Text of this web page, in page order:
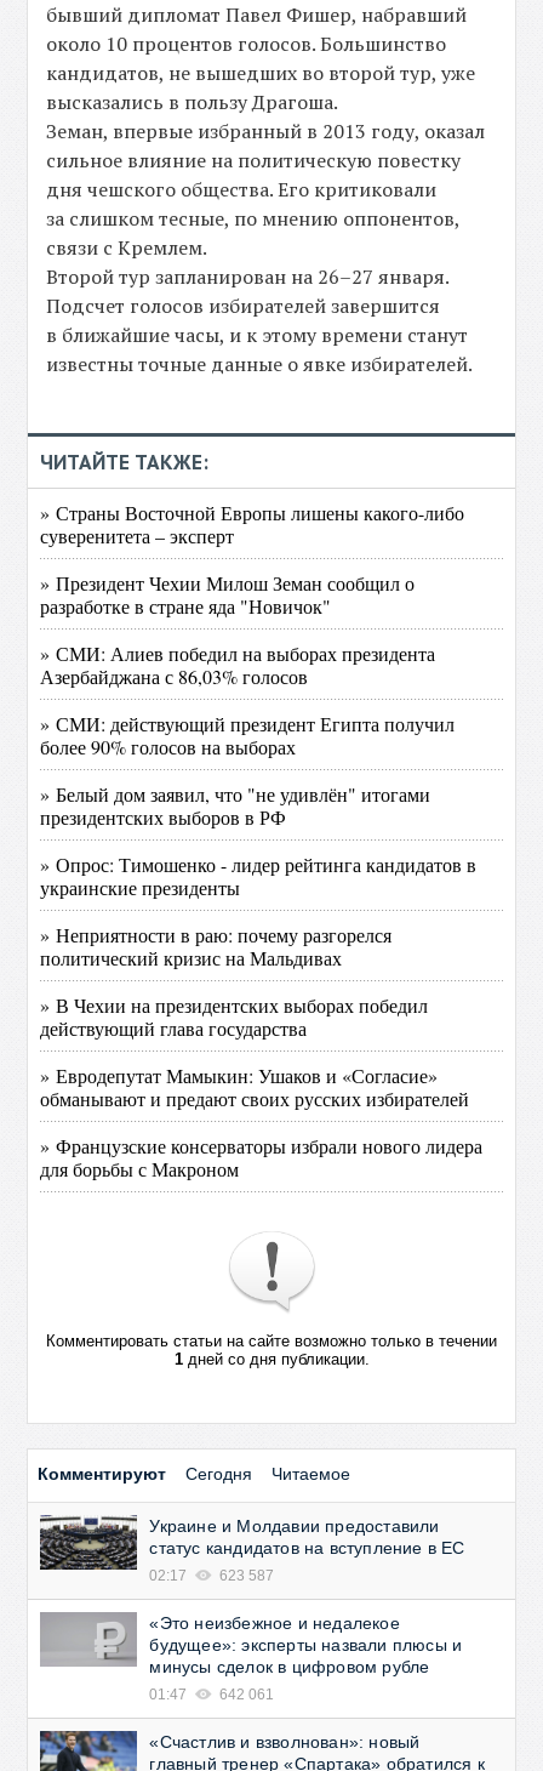
бывший дипломат Павел Фишер, набравший
около 10 процентов голосов. Большинство
кандидатов, не вышедших во второй тур, уже
высказались в пользу Драгоша.
Земан, впервые избранный в 2013 году, оказал
сильное влияние на политическую повестку
дня чешского общества. Его критиковали
за слишком тесные, по мнению оппонентов,
связи с Кремлем.
Второй тур запланирован на 26–27 января.
Подсчет голосов избирателей завершится
в ближайшие часы, и к этому времени станут
известны точные данные о явке избирателей.
ЧИТАЙТЕ ТАКЖЕ:
» Страны Восточной Европы лишены какого-либо
суверенитета – эксперт
» Президент Чехии Милош Земан сообщил о
разработке в стране яда "Новичок"
» СМИ: Алиев победил на выборах президента
Азербайджана с 86,03% голосов
» СМИ: действующий президент Египта получил
более 90% голосов на выборах
» Белый дом заявил, что "не удивлён" итогами
президентских выборов в РФ
» Опрос: Тимошенко - лидер рейтинга кандидатов в
украинские президенты
» Неприятности в раю: почему разгорелся
политический кризис на Мальдивах
» В Чехии на президентских выборах победил
действующий глава государства
» Евродепутат Мамыкин: Ушаков и «Согласие»
обманывают и предают своих русских избирателей
» Французские консерваторы избрали нового лидера
для борьбы с Макроном
Комментировать статьи на сайте возможно только в течении
1дней со дня публикации.
Комментируют Сегодня Читаемое
Украине и Молдавии предоставили
статус кандидатов на вступление в ЕС
02:17 623 587
«Это неизбежное и недалекое
будущее»: эксперты назвали плюсы и
минусы сделок в цифровом рубле
01:47 642 061
«Счастлив и взволнован»: новый
главный тренер «Спартака» обратился к